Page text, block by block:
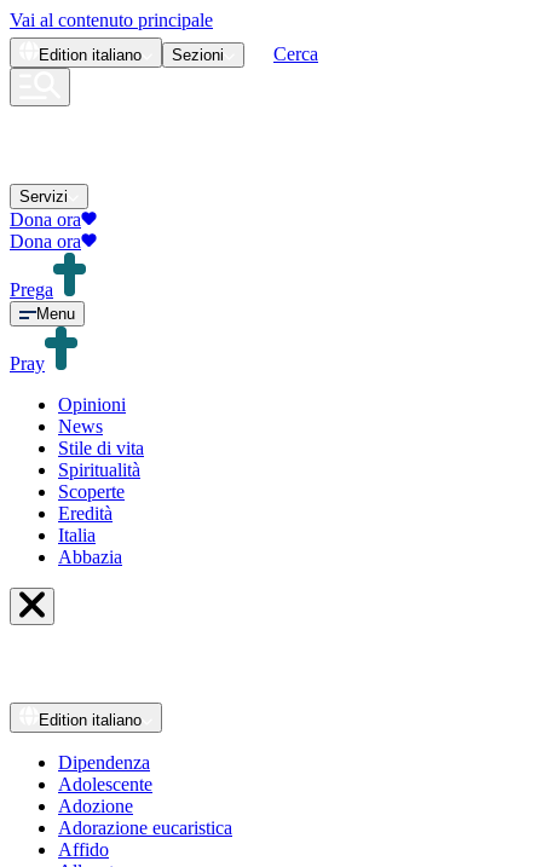
Vai al contenuto principale
Edition italiano Sezioni Cerca
Servizi
Dona ora
Dona ora
Prega
Menu
Pray
Opinioni
News
Stile di vita
Spiritualità
Scoperte
Eredità
Italia
Abbazia
Edition italiano
Dipendenza
Adolescente
Adozione
Adorazione eucaristica
Affido